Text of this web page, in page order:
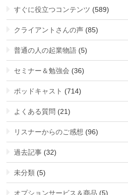
すぐに役立つコンテンツ (589)
クライアントさんの声 (85)
普通の人の起業物語 (5)
セミナー＆勉強会 (36)
ポッドキャスト (714)
よくある質問 (21)
リスナーからのご感想 (96)
過去記事 (32)
未分類 (5)
オプションサービス＆商品 (5)